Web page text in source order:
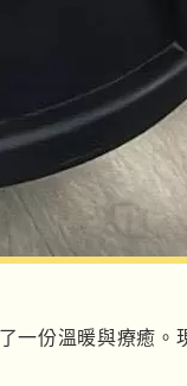
一份溫暖與療癒